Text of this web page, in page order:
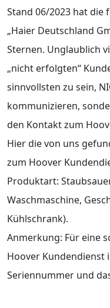
Stand 06/2023 hat
„Haier Deutschland
Sternen. Unglaublich
„nicht erfolgten“
sinnvollsten zu sein,
kommunizieren,
den Kontakt zum
Hier die von uns
zum Hoover
Produktart:
Waschmaschine,
Kühlschrank).
Anmerkung: Für eine
Hoover Kundendienst
Seriennummer und